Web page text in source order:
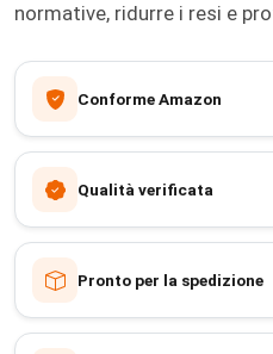
normative, ridurre i resi e
Conforme Amazon
Qualità verificata
Pronto per la spedizione